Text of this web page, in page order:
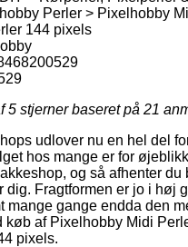
Perler > Pixelhobby
144 pixels
5 stjerner baseret på 21
udlover nu en hel del
hos mange er for
og så afhenter du
dig. Fragtformen er jo i høj
mange gange endda den
køb af Pixelhobby Midi
pixels.